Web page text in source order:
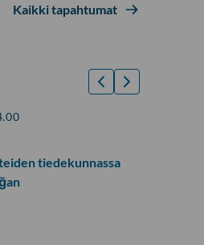
Kaikki tapahtumat
tiedekunnassa